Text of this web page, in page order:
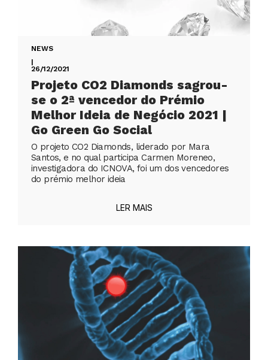
NEWS
|
26/12/2021
Projeto CO2 Diamonds sagrou-
se o 2ª vencedor do Prémio
Melhor Ideia de Negócio 2021 |
Go Green Go Social
O projeto CO2 Diamonds, liderado por Mara
Santos, e no qual participa Carmen Moreneo,
investigadora do ICNOVA, foi um dos vencedores
do prémio melhor ideia
LER MAIS